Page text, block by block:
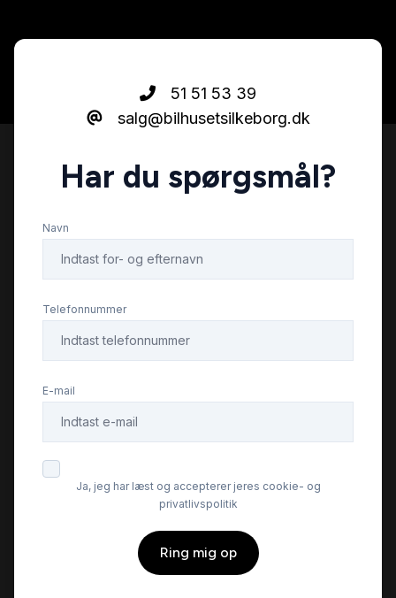
51 51 53 39
salg@bilhusetsilkeborg.dk
Har du spørgsmål?
Navn
Telefonnummer
E-mail
Ja, jeg har læst og accepterer jeres cookie- og
privatlivspolitik
Ring mig op